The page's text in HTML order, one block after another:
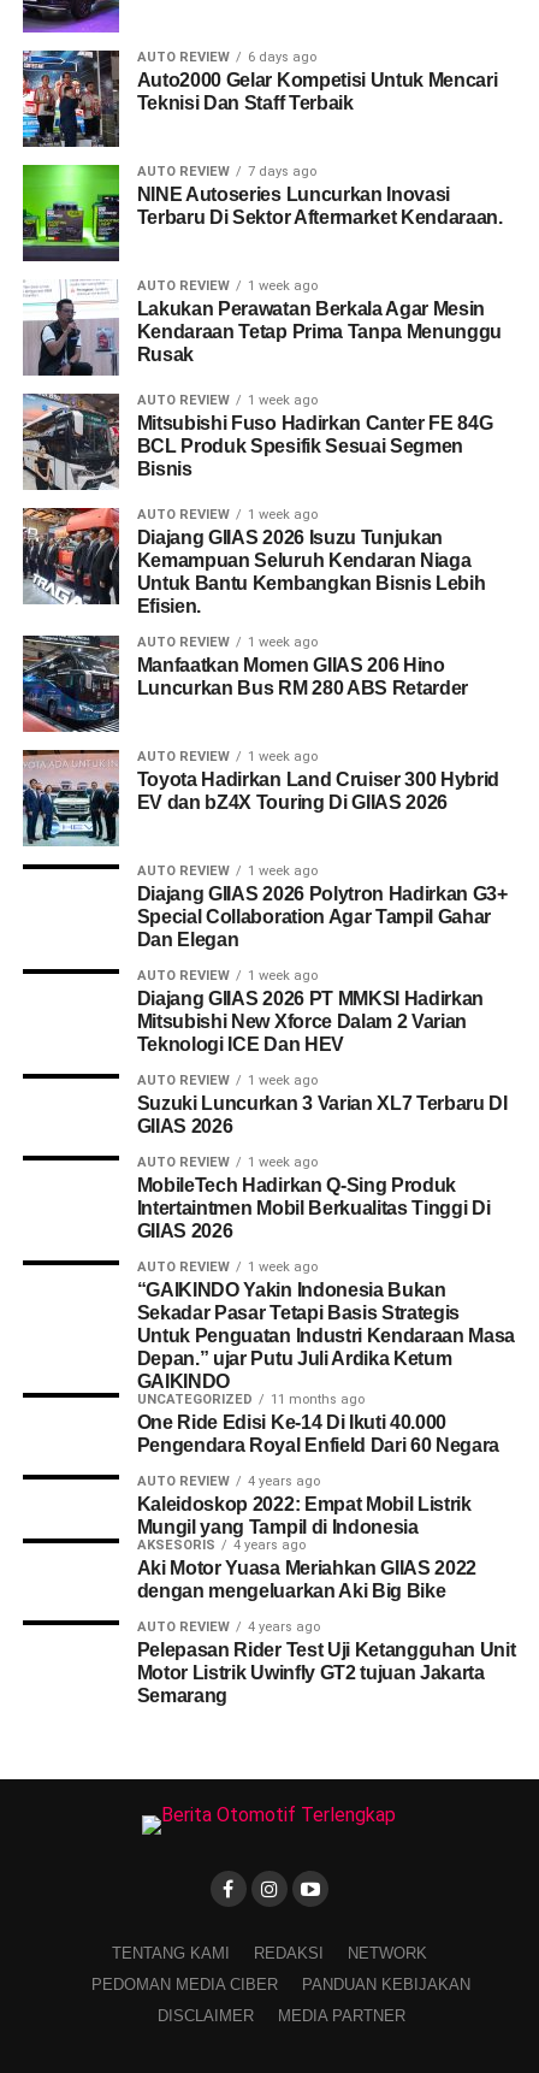
AUTO REVIEW 6 days ago
Auto2000 Gelar Kompetisi Untuk Mencari
Teknisi Dan Staff Terbaik
AUTO REVIEW 7 days ago
NINE Autoseries Luncurkan Inovasi
Terbaru Di Sektor Aftermarket Kendaraan.
AUTO REVIEW 1 week ago
Lakukan Perawatan Berkala Agar Mesin
Kendaraan Tetap Prima Tanpa Menunggu
Rusak
AUTO REVIEW 1 week ago
Mitsubishi Fuso Hadirkan Canter FE 84G
BCL Produk Spesifik Sesuai Segmen
Bisnis
AUTO REVIEW 1 week ago
Diajang GIIAS 2026 Isuzu Tunjukan
Kemampuan Seluruh Kendaran Niaga
Untuk Bantu Kembangkan Bisnis Lebih
Efisien.
AUTO REVIEW 1 week ago
Manfaatkan Momen GIIAS 206 Hino
Luncurkan Bus RM 280 ABS Retarder
AUTO REVIEW 1 week ago
Toyota Hadirkan Land Cruiser 300 Hybrid
EV dan bZ4X Touring Di GIIAS 2026
AUTO REVIEW 1 week ago
Diajang GIIAS 2026 Polytron Hadirkan G3+
Special Collaboration Agar Tampil Gahar
Dan Elegan
AUTO REVIEW 1 week ago
Diajang GIIAS 2026 PT MMKSI Hadirkan
Mitsubishi New Xforce Dalam 2 Varian
Teknologi ICE Dan HEV
AUTO REVIEW 1 week ago
Suzuki Luncurkan 3 Varian XL7 Terbaru DI
GIIAS 2026
AUTO REVIEW 1 week ago
MobileTech Hadirkan Q-Sing Produk
Intertaintmen Mobil Berkualitas Tinggi Di
GIIAS 2026
AUTO REVIEW 1 week ago
“GAIKINDO Yakin Indonesia Bukan
Sekadar Pasar Tetapi Basis Strategis
Untuk Penguatan Industri Kendaraan Masa
Depan.” ujar Putu Juli Ardika Ketum
GAIKINDO
UNCATEGORIZED 11 months ago
One Ride Edisi Ke-14 Di Ikuti 40.000
Pengendara Royal Enfield Dari 60 Negara
AUTO REVIEW 4 years ago
Kaleidoskop 2022: Empat Mobil Listrik
Mungil yang Tampil di Indonesia
AKSESORIS 4 years ago
Aki Motor Yuasa Meriahkan GIIAS 2022
dengan mengeluarkan Aki Big Bike
AUTO REVIEW 4 years ago
Pelepasan Rider Test Uji Ketangguhan Unit
Motor Listrik Uwinfly GT2 tujuan Jakarta
Semarang
TENTANG KAMI REDAKSI
NETWORK
PEDOMAN MEDIA CIBER
PANDUAN KEBIJAKAN
DISCLAIMER
MEDIA PARTNER